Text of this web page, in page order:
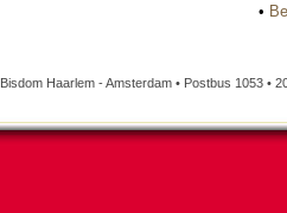
•
Bisdom Haarlem - Amsterdam • Postbus 1053 •